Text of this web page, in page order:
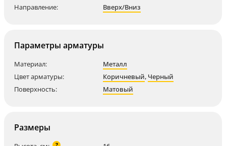
Направление:
Вверх/Вниз
Параметры арматуры
Материал:
Металл
Цвет арматуры:
Коричневый, Черный
Поверхность:
Матовый
Размеры